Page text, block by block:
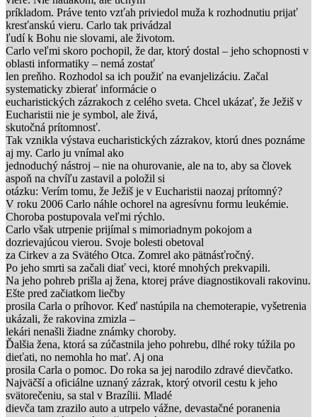
príkladom. Práve tento vzťah priviedol muža k rozhodnutiu prijať
kresťanskú vieru. Carlo tak privádzal
ľudí k Bohu nie slovami, ale životom.
Carlo veľmi skoro pochopil, že dar, ktorý dostal – jeho schopnosti v
oblasti informatiky – nemá zostať
len preňho. Rozhodol sa ich použiť na evanjelizáciu. Začal
systematicky zbierať informácie o
eucharistických zázrakoch z celého sveta. Chcel ukázať, že Ježiš v
Eucharistii nie je symbol, ale živá,
skutočná prítomnosť.
Tak vznikla výstava eucharistických zázrakov, ktorú dnes poznáme
aj my. Carlo ju vnímal ako
jednoduchý nástroj – nie na ohurovanie, ale na to, aby sa človek
aspoň na chvíľu zastavil a položil si
otázku: Verím tomu, že Ježiš je v Eucharistii naozaj prítomný?
V roku 2006 Carlo náhle ochorel na agresívnu formu leukémie.
Choroba postupovala veľmi rýchlo.
Carlo však utrpenie prijímal s mimoriadnym pokojom a
dozrievajúcou vierou. Svoje bolesti obetoval
za Cirkev a za Svätého Otca. Zomrel ako pätnásťročný.
Po jeho smrti sa začali diať veci, ktoré mnohých prekvapili.
Na jeho pohreb prišla aj žena, ktorej práve diagnostikovali rakovinu.
Ešte pred začiatkom liečby
prosila Carla o príhovor. Keď nastúpila na chemoterapie, vyšetrenia
ukázali, že rakovina zmizla –
lekári nenašli žiadne známky choroby.
Ďalšia žena, ktorá sa zúčastnila jeho pohrebu, dlhé roky túžila po
dieťati, no nemohla ho mať. Aj ona
prosila Carla o pomoc. Do roka sa jej narodilo zdravé dievčatko.
Najväčší a oficiálne uznaný zázrak, ktorý otvoril cestu k jeho
svätorečeniu, sa stal v Brazílii. Mladé
dievča tam zrazilo auto a utrpelo vážne, devastačné poranenia